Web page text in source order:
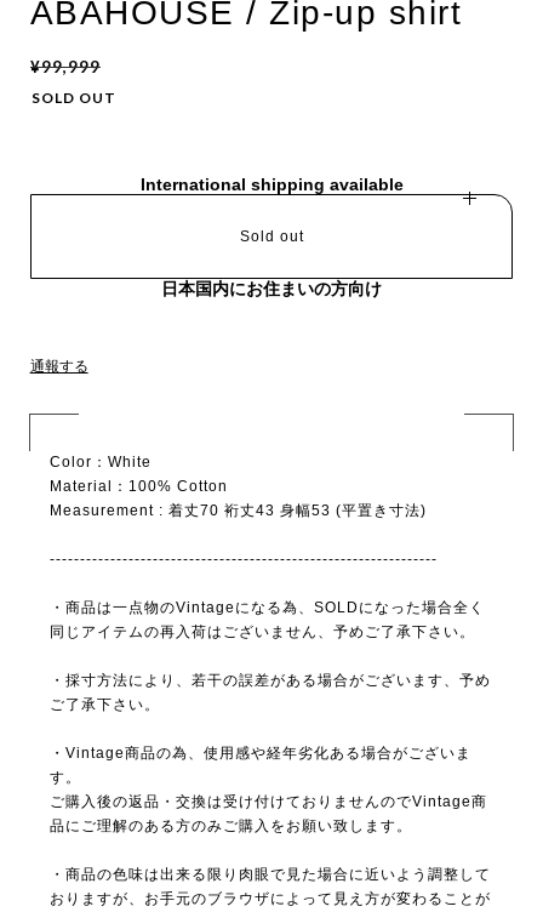
ABAHOUSE / Zip-up shirt
¥99,999
SOLD OUT
International shipping available
Sold out
日本国内にお住まいの方向け
通報する
Color：White
Material：100% Cotton
Measurement : 着丈70 裄丈43 身幅53 (平置き寸法)
----------------------------------------------------------------
・商品は一点物のVintageになる為、SOLDになった場合全く
同じアイテムの再入荷はございません、予めご了承下さい。
・採寸方法により、若干の誤差がある場合がございます、予め
ご了承下さい。
・Vintage商品の為、使用感や経年劣化ある場合がございま
す。
ご購入後の返品・交換は受け付けておりませんのでVintage商
品にご理解のある方のみご購入をお願い致します。
・商品の色味は出来る限り肉眼で見た場合に近いよう調整して
おりますが、お手元のブラウザによって見え方が変わることが